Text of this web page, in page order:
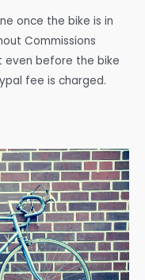
once the bike is in
Commissions
even before the bike
fee is charged.